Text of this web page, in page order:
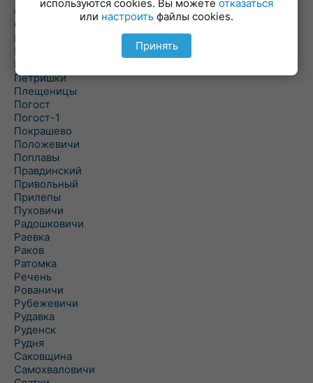
Осовец
Острошицкий Городок
Пасека
Пастовичи
Першаи
Петришки
Плещеницы
Погост
Погост-1
Покрашево
Положевичи
Поплавы
Правдинский
Привольный
Прилепы
Пуховичи
Радошковичи
Раевка
Раков
Ратомка
Речень
Рованичи
Рубежевичи
Рудавка
Руденск
Рудня
Саковщина
Самохваловичи
используются cookies. Вы можете отказаться
или настроить файлы cookies.
Принять